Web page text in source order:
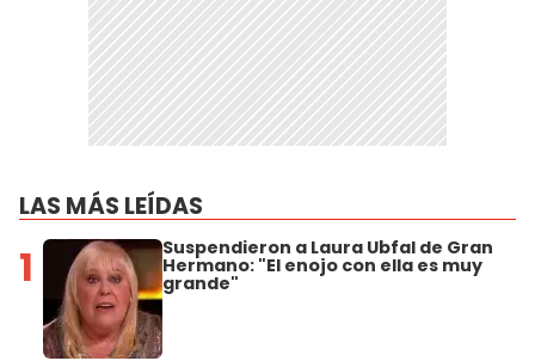
LAS MÁS LEÍDAS
1 Suspendieron a Laura Ubfal de Gran
Hermano: "El enojo con ella es muy
grande"